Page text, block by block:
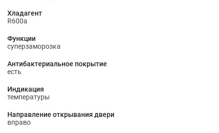
Хладагент
R600a
Функции
суперзаморозка
Антибактериальное покрытие
есть
Индикация
температуры
Направление открывания двери
вправо